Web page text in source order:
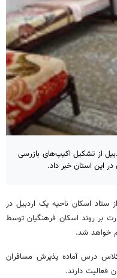
از تشکیل اکیپ‌های بازرسی
این استان خبر داد.
ستاد اسکان ناحیه یک اردبیل در
بر روند اسکان فرهنگیان توسط
خواهد شد.
افزود: در حال حاضر ۸۱ مدرسه با ۶۶۸ کلاس درس آماده پذیرش مسافران